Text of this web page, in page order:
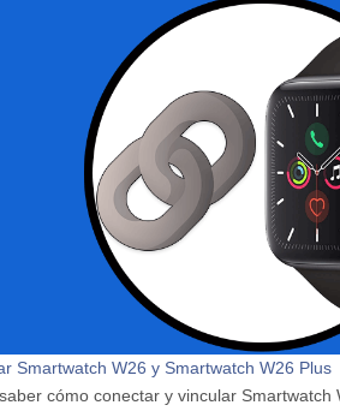
Smartwatch W26 y Smartwatch W26 Plus
cómo conectar y vincular Smartwatch